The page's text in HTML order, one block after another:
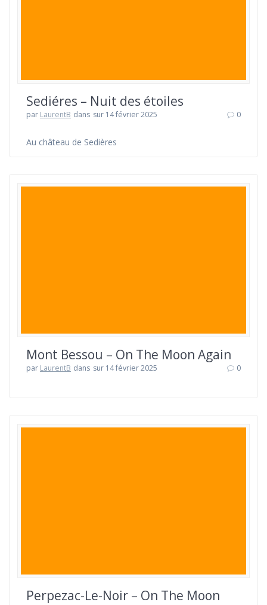
Sediéres – Nuit des étoiles
par LaurentB dans sur 14 février 2025 0
Au château de Sedières
Mont Bessou – On The Moon Again
par LaurentB dans sur 14 février 2025 0
Perpezac-Le-Noir – On The Moon